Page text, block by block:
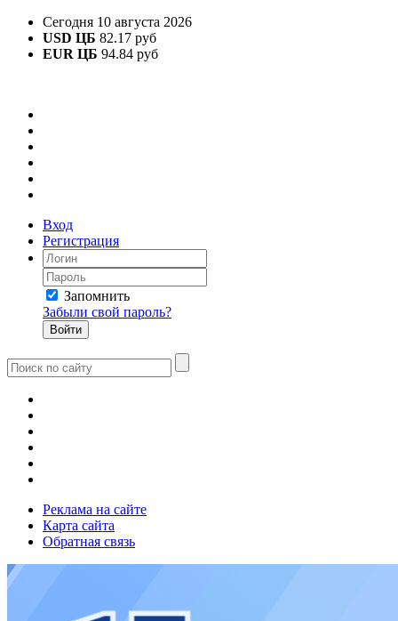
Сегодня 10 августа 2026
USD ЦБ 82.17 руб
EUR ЦБ 94.84 руб
Вход
Регистрация
Запомнить
Забыли свой пароль?
Реклама на сайте
Карта сайта
Обратная связь